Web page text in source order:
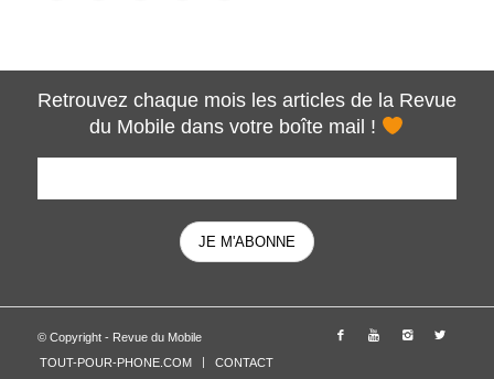
Retrouvez chaque mois les articles de la Revue
du Mobile dans votre boîte mail !
© Copyright - Revue du Mobile
TOUT-POUR-PHONE.COM
CONTACT